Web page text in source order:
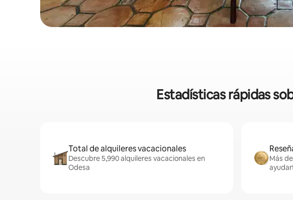
Estadísticas rápidas
Total de alquileres vacacionales
Descubre 5,990 alquileres vacacionales en
Odesa
Más